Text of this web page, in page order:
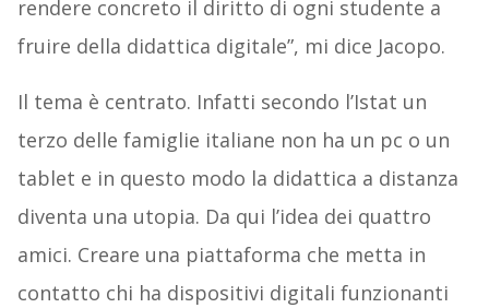
rendere concreto il diritto di ogni studente a
fruire della didattica digitale”, mi dice Jacopo.
Il tema è centrato. Infatti secondo l’Istat un
terzo delle famiglie italiane non ha un pc o un
tablet e in questo modo la didattica a distanza
diventa una utopia. Da qui l’idea dei quattro
amici. Creare una piattaforma che metta in
contatto chi ha dispositivi digitali funzionanti